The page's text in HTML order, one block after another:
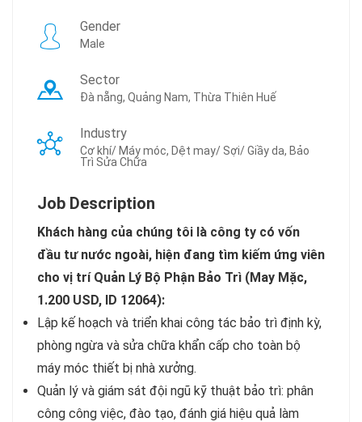
Gender
Male
Sector
Đà nẵng, Quảng Nam, Thừa Thiên Huế
Industry
Cơ khí/ Máy móc, Dệt may/ Sợi/ Giầy da, Bảo
Trì Sửa Chữa
Job Description
Khách hàng của chúng tôi là công ty có vốn
đầu tư nước ngoài, hiện đang tìm kiếm ứng viên
cho vị trí Quản Lý Bộ Phận Bảo Trì (May Mặc,
1.200 USD, ID 12064):
Lập kế hoạch và triển khai công tác bảo trì định kỳ,
phòng ngừa và sửa chữa khẩn cấp cho toàn bộ
máy móc thiết bị nhà xưởng.
Quản lý và giám sát đội ngũ kỹ thuật bảo trì: phân
công công việc, đào tạo, đánh giá hiệu quả làm